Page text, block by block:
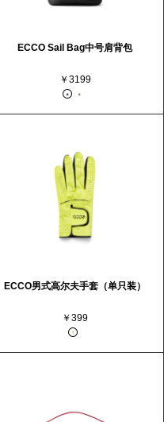
ECCO Sail Bag中号肩背包
￥3199
ECCO男式高尔夫手套（单只装）
￥399